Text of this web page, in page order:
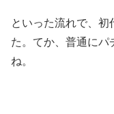
といった流れで、初
た。てか、普通にパ
ね。